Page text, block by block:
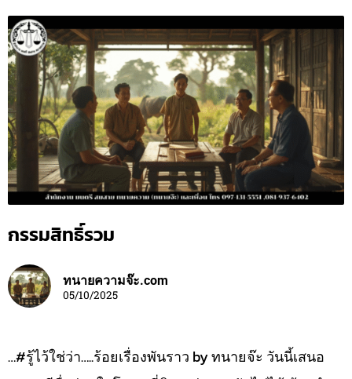
กรรมสิทธิ์รวม
ทนายความจ๊ะ.com
05/10/2025
…#รู้ไว้ใช่ว่า…..ร้อยเรื่องพันราว by ทนายจ๊ะ วันนี้เสนอ